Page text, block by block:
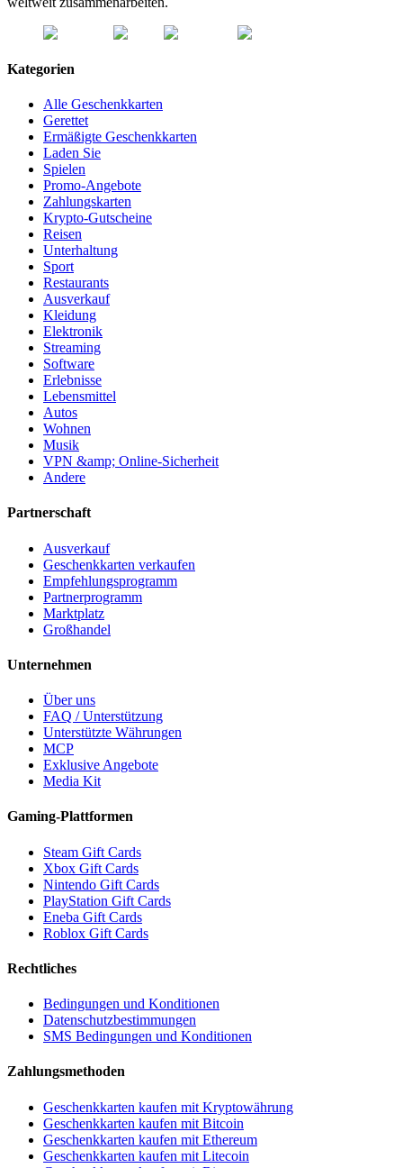
Kategorien
Alle Geschenkkarten
Gerettet
Ermäßigte Geschenkkarten
Laden Sie
Spielen
Promo-Angebote
Zahlungskarten
Krypto-Gutscheine
Reisen
Unterhaltung
Sport
Restaurants
Ausverkauf
Kleidung
Elektronik
Streaming
Software
Erlebnisse
Lebensmittel
Autos
Wohnen
Musik
VPN &amp; Online-Sicherheit
Andere
Partnerschaft
Ausverkauf
Geschenkkarten verkaufen
Empfehlungsprogramm
Partnerprogramm
Marktplatz
Großhandel
Unternehmen
Über uns
FAQ / Unterstützung
Unterstützte Währungen
MCP
Exklusive Angebote
Media Kit
Gaming-Plattformen
Steam Gift Cards
Xbox Gift Cards
Nintendo Gift Cards
PlayStation Gift Cards
Eneba Gift Cards
Roblox Gift Cards
Rechtliches
Bedingungen und Konditionen
Datenschutzbestimmungen
SMS Bedingungen und Konditionen
Zahlungsmethoden
Geschenkkarten kaufen mit Kryptowährung
Geschenkkarten kaufen mit Bitcoin
Geschenkkarten kaufen mit Ethereum
Geschenkkarten kaufen mit Litecoin